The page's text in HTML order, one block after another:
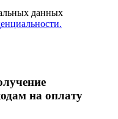
данных
на оплату